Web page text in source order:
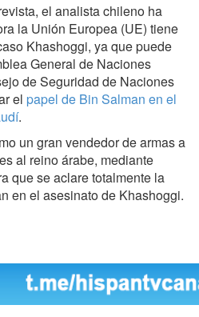
el analista chileno ha
la Unión Europea (UE) tiene
Khashoggi, ya que puede
General de Naciones
de Seguridad de Naciones
el papel de Bin Salman en el
.
un gran vendedor de armas a
al reino árabe, mediante
que se aclare totalmente la
en el asesinato de Khashoggi.